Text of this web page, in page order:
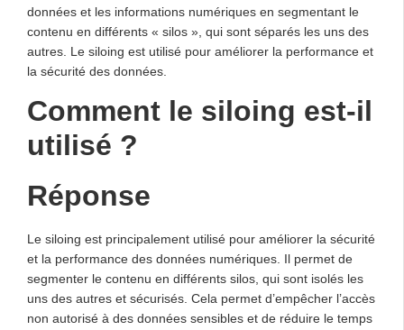
données et les informations numériques en segmentant le
contenu en différents « silos », qui sont séparés les uns des
autres. Le siloing est utilisé pour améliorer la performance et
la sécurité des données.
Comment le siloing est-il
utilisé ?
Réponse
Le siloing est principalement utilisé pour améliorer la sécurité
et la performance des données numériques. Il permet de
segmenter le contenu en différents silos, qui sont isolés les
uns des autres et sécurisés. Cela permet d’empêcher l’accès
non autorisé à des données sensibles et de réduire le temps